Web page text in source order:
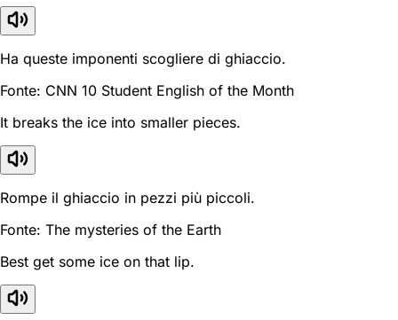
Ha queste imponenti scogliere di ghiaccio.
Fonte: CNN 10 Student English of the Month
It breaks the ice into smaller pieces.
Rompe il ghiaccio in pezzi più piccoli.
Fonte: The mysteries of the Earth
Best get some ice on that lip.